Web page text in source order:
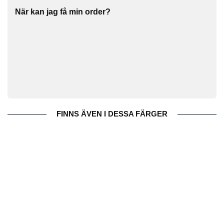
När kan jag få min order?
FINNS ÄVEN I DESSA FÄRGER